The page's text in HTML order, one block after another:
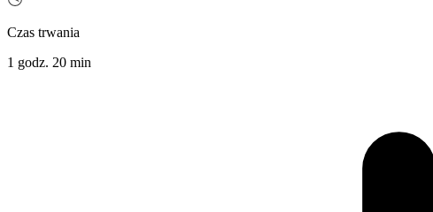
Czas trwania
1 godz. 20 min